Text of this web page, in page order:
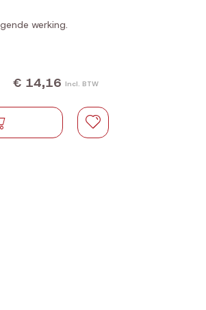
werking.
€ 14,16 Incl. BTW